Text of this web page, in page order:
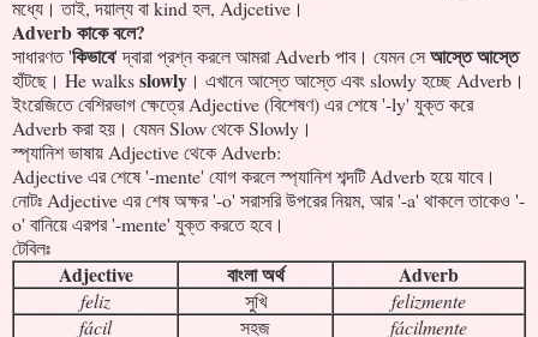
মধ্যে। তাই, দয়াল্য বা kind হল, Adjcetive।
Adverb কাকে বলে?
সাধারণত 'কিভাবে' দ্বারা প্রশ্ন করলে আমরা Adverb পাব। যেমন সেআস্তে আস্তে
হাঁটছে। He walksslowly । এখানে আস্তে আস্তে এবং slowly হচ্ছে Adverb।
ইংরেজিতে বেশিরভাগ ক্ষেত্রে Adjective (বিশেষণ) এর শেষে '-ly' যুক্ত করে
Adverb করা হয়। যেমন Slow থেকে Slowly।
স্প্যানিশ ভাষায় Adjective থেকে Adverb:
Adjective এর শেষে '-mente' যোগ করলে স্প্যানিশ শব্দটি Adverb হয়ে যাবে।
নোটঃ Adjective এর শেষ অক্ষর '-o' সরাসরি উপরের নিয়ম, আর '-a' থাকলে তাকেও '-
o' বানিয়ে এরপর '-mente' যুক্ত করতে হবে।
টেবিলঃ
Adjective বাংলা অর্থ Adverb
feliz সুখি
felizmente
fácil
সহজ fácilmente